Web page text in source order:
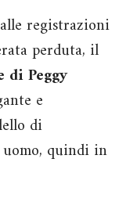
registrazioni
perduta, il
di Peggy
e
di
uomo, quindi in